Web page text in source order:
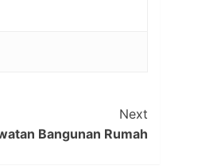
Next
Bangunan Rumah